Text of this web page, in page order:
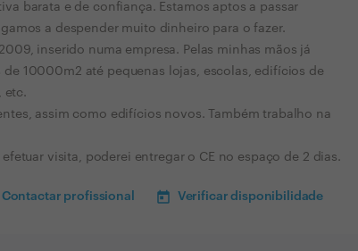
barata e de confiança. Estamos aptos a passar
a despender muito dinheiro para o fazer.
inserido numa empresa. Pelas minhas mãos já
10000m2 até pequenas lojas, escolas, edifícios de
etc.
assim como edifícios novos. Também trabalho na
efetuar visita, poderei entregar o CE no espaço de 2 dias.
Contactar profissional Verificar disponibilidade